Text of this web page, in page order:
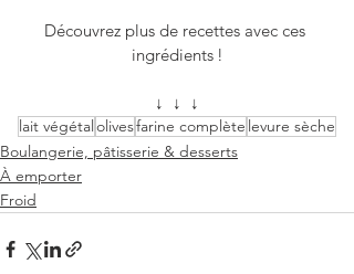
Découvrez plus de recettes avec ces
ingrédients !
↓  ↓  ↓
lait végétalolivesfarine complète levure sèche
Boulangerie, pâtisserie & desserts
À emporter
Froid